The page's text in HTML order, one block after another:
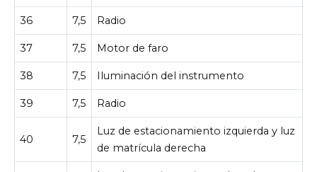
36 7,5 Radio
37 7,5 Motor de faro
38 7,5 Iluminación del instrumento
39 7,5 Radio
40 7,5
Luz de estacionamiento izquierda y luz
de matrícula derecha